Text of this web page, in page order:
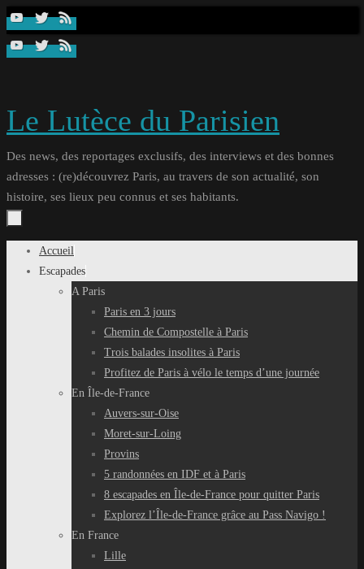
Passer
contenu
Le Lutèce du Parisien
Des news, des reportages exclusifs, des interviews et des bonnes
adresses : (re)découvrez Paris, au travers de son actualité, son
histoire, ses lieux peu connus et ses habitants.
Passer
Accueil
Escapades
A Paris
Paris en 3 jours
Chemin de Compostelle à Paris
Trois balades insolites à Paris
Profitez de Paris à vélo le temps d’une journée
En Île-de-France
Auvers-sur-Oise
Moret-sur-Loing
Provins
5 randonnées en IDF et à Paris
8 escapades en Île-de-France pour quitter Paris
Explorez l’Île-de-France grâce au Pass Navigo !
En France
Lille